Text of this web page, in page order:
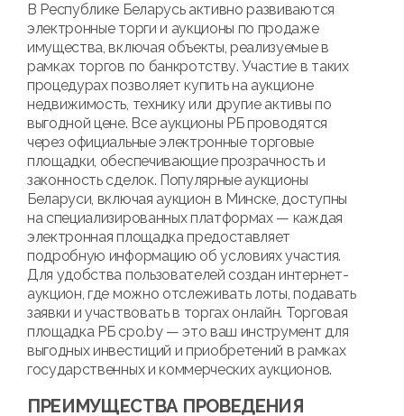
В Республике Беларусь активно развиваются
электронные торги и аукционы по продаже
имущества, включая объекты, реализуемые в
рамках торгов по банкротству. Участие в таких
процедурах позволяет купить на аукционе
недвижимость, технику или другие активы по
выгодной цене. Все аукционы РБ проводятся
через официальные электронные торговые
площадки, обеспечивающие прозрачность и
законность сделок. Популярные аукционы
Беларуси, включая аукцион в Минске, доступны
на специализированных платформах — каждая
электронная площадка предоставляет
подробную информацию об условиях участия.
Для удобства пользователей создан интернет-
аукцион, где можно отслеживать лоты, подавать
заявки и участвовать в торгах онлайн. Торговая
площадка РБ cpo.by — это ваш инструмент для
выгодных инвестиций и приобретений в рамках
государственных и коммерческих аукционов.
ПРЕИМУЩЕСТВА ПРОВЕДЕНИЯ